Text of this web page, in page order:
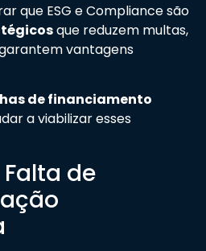
que ESG e Compliance são
que reduzem multas,
vantagens
de financiamento
a viabilizar esses
Falta de